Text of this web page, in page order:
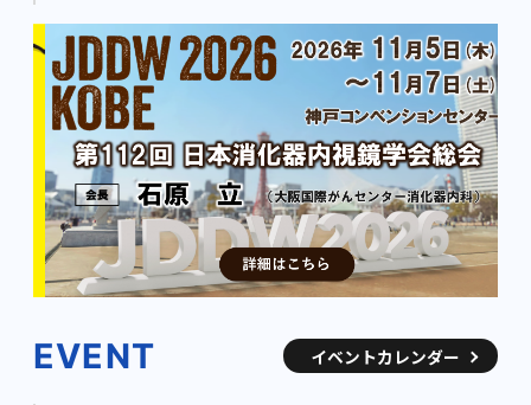
EVENT イベントカレンダー